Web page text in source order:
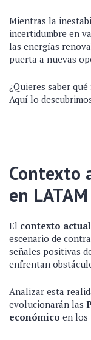
Mientras la
incertidumbre en
las energías
puerta a nuevas
¿Quieres saber
Aquí lo
Contexto
en LATAM
El contexto
escenario de
señales positivas
enfrentan
Analizar esta
evolucionarán las
económico en los